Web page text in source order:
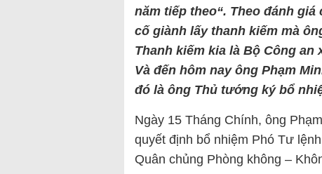
năm tiếp theo“. Theo đánh
cố giành lấy thanh kiếm mà
Thanh kiếm kia là Bộ Công
Và đến hôm nay ông Phạm
đó là ông Thủ tướng ký bổ
Ngày 15 Tháng Chính, ông
quyết định bổ nhiệm Phó Tư
Quân chủng Phòng không –